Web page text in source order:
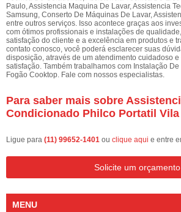
Paulo, Assistencia Maquina De Lavar, Assistencia
Samsung, Conserto De Máquinas De Lavar,
entre outros serviços. Isso acontece graças aos
com ótimos profissionais e instalações de
satisfação do cliente e a excelência em produtos e
contato conosco, você poderá esclarecer suas
disposição, através de um atendimento cuidadoso
satisfação. Também trabalhamos com Instalação
Fogão Cooktop. Fale com nossos especialistas.
Para saber mais sobre
Condicionado Philco Portatil
Ligue para (11) 99652-1401 ou clique aqui e entre
Solicite um orçamento
MENU